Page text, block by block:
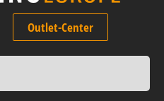
Outlet-Center